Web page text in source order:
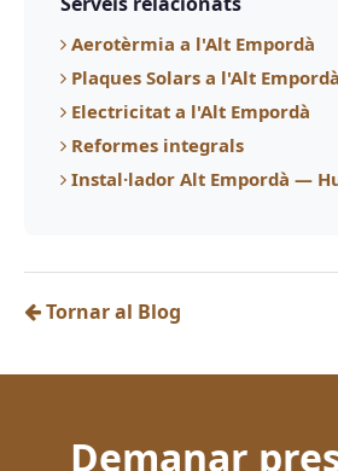
Aerotèrmia a l'Alt Empordà
Plaques Solars a l'Alt Empordà
Electricitat a l'Alt Empordà
Reformes integrals
Instal·lador Alt Empordà —
Tornar al Blog
Demanar